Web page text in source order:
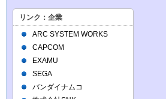
リンク：企業
ARC SYSTEM WORKS
CAPCOM
EXAMU
SEGA
バンダイナムコ